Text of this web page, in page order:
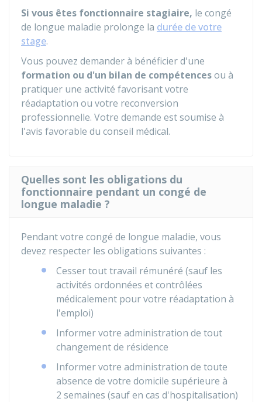
Si vous êtes fonctionnaire stagiaire, le congé
de longue maladie prolonge la durée de votre
stage.
Vous pouvez demander à bénéficier d'une
formation ou d'un bilan de compétencesou à
pratiquer une activité favorisant votre
réadaptation ou votre reconversion
professionnelle. Votre demande est soumise à
l'avis favorable du conseil médical.
Quelles sont les obligations du
fonctionnaire pendant un congé de
longue maladie ?
Pendant votre congé de longue maladie, vous
devez respecter les obligations suivantes :
Cesser tout travail rémunéré (sauf les
activités ordonnées et contrôlées
médicalement pour votre réadaptation à
l'emploi)
Informer votre administration de tout
changement de résidence
Informer votre administration de toute
absence de votre domicile supérieure à
2 semaines (sauf en cas d'hospitalisation)